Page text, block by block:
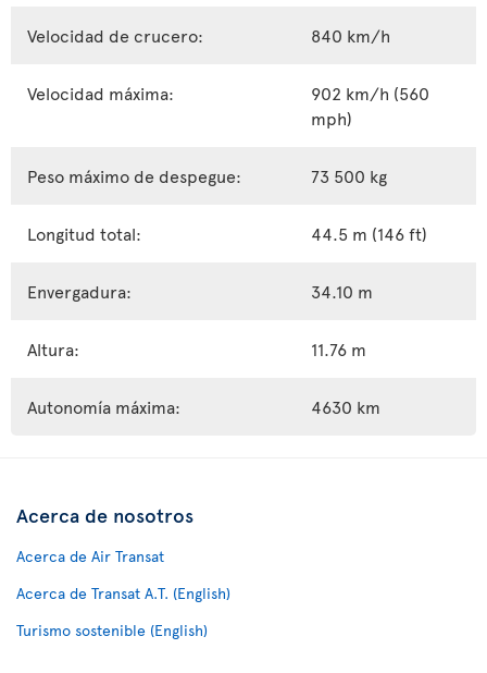
Velocidad de crucero: 840 km/h
Velocidad máxima:
902 km/h (560
mph)
Peso máximo de despegue: 73 500 kg
Longitud total: 44.5 m (146 ft)
Envergadura: 34.10 m
Altura: 11.76 m
Autonomía máxima: 4630 km
Acerca de nosotros
Acerca de Air Transat
Acerca de Transat A.T. (English)
Turismo sostenible (English)